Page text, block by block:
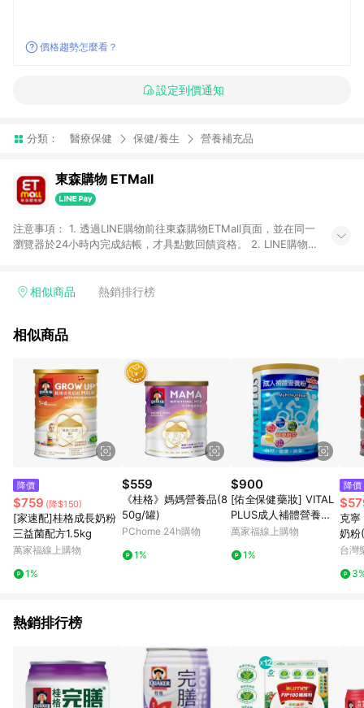
價格趨勢怎麼看？
設定到價通知
分類： 醫療保健 保健/養生 營養補充品
東森購物 ETMall
注意事項： 1. 透過LINE購物前往東森購物ETMall頁面，並在同一
瀏覽器於24小時內完成結帳，才具點數回饋資格。 2. LINE購物
單，皆不在點數回饋範圍內。 3. 如購買以下類別商品，將無法獲
球嚴選、商城、專案商品、「草莓網」全館商品。 4. 如取消訂
回饋。 5. 點數回饋會扣除所有折扣優惠後之最終發票金額計算，
實際回饋請依LINE購物通知為主。 6. 訂單如有使用東森購物
ETMall站內之折扣優惠(包含但不限於東森幣、樂透金、東森現金
券等)，不具點數回饋資格。詳細請依東森購物ETMall之結帳頁面
顯示為準。 7. LINE購物設有「單一商品最高回饋點數」機制(特
殊活動時開放「回饋無上限」)，以同一訂單中同一商品不論件數
計算，並依訂單成立時間當下LINE購物所設定的回饋機制為準。
8. LINE購物為購物資訊整合性平台，商品資料更新會有時間差，
如顯示之商品規格、顏色、價位、贈品與東森購物ETMall銷售網
頁不符，以銷售網頁標示為準。 9. 若有贈點爭議，請務必於訂單
日期+180天以內至LINE購物客服洽詢；若超過180天(含)以上進
行申訴，恕無法贈點回饋。 10. 部分點數紅包僅限指定商品使
用，或不適用於無回饋商品。各點數紅包之適用商品與使用條件
請依點數紅包頁面規則為準。
相似商品 熱銷排行榜
相似商品
降價
$759 (降$150)
[家速配]桂格成長奶粉
三益菌配方1.5kg
萬家福線上購物
1%
$559
《桂格》媽媽營養品(8
50g/罐)
PChome 24h購物
1%
$900
[佑全保健藥妝] VITAL
PLUS成人補體營養粉
升級版 900g/罐
萬家福線上購物
1%
降價
克寧
奶粉
台灣
熱銷排行榜